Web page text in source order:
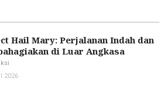
Hail Mary: Perjalanan Indah dan
di Luar Angkasa
2026